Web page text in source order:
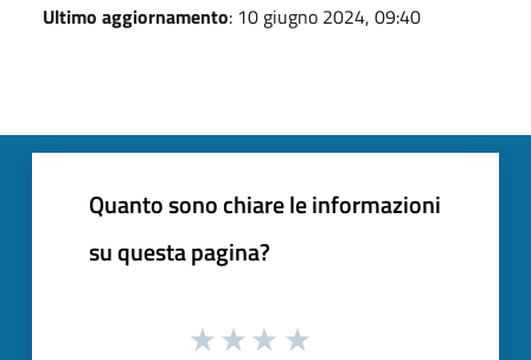
Ultimo aggiornamento: 10 giugno 2024, 09:40
Quanto sono chiare le informazioni
su questa pagina?